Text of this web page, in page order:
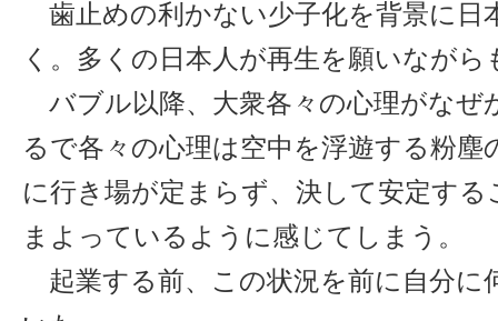
歯止めの利かない少子化を背景に日
く。多くの日本人が再生を願いなが
バブル以降、大衆各々の心理がなぜ
るで各々の心理は空中を浮遊する粉
に行き場が定まらず、決して安定す
まよっているように感じてしまう。
起業する前、この状況を前に自分に